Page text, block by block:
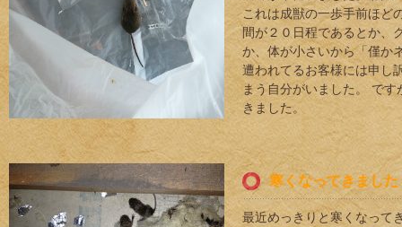
これは成獣の一歩手前ほど
間が２０日程であるとか、
か、体が小さいから「僅か
遭われてるお客様には申し
まう自分がいました。 で
きました。
寒くなってきました
最近めっきりと寒くなって